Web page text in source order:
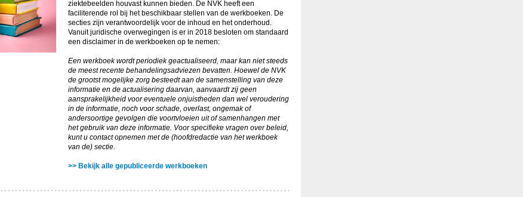
ziektebeelden houvast kunnen bieden. De NVK heeft een
faciliterende rol bij het beschikbaar stellen van de werkboeken. De
secties zijn verantwoordelijk voor de inhoud en het onderhoud.
Vanuit juridische overwegingen is er in 2018 besloten om standaard
een disclaimer in de werkboeken op te nemen:
Een werkboek wordt periodiek geactualiseerd, maar kan niet steeds
de meest recente behandelingsadviezen bevatten. Hoewel de NVK
de grootst mogelijke zorg besteedt aan de samenstelling van deze
informatie en de actualisering daarvan, aanvaardt zij geen
aansprakelijkheid voor eventuele onjuistheden dan wel veroudering
in de informatie, noch voor schade, overlast, ongemak of
andersoortige gevolgen die voortvloeien uit of samenhangen met
het gebruik van deze informatie. Voor specifieke vragen over beleid,
kunt u contact opnemen met de (hoofdredactie van het werkboek
van de) sectie.
>> Bekijk alle gepubliceerde werkboeken